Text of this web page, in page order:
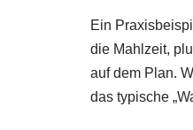
Ein
die Mahlzeit,
auf dem Plan.
das typische